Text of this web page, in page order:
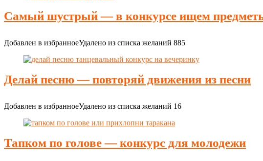
Самый шустрый — в конкурсе ищем
Добавлен в избранноеУдалено из списка желаний 885
Делай песню — повторяй движения из песни
Добавлен в избранноеУдалено из списка желаний 16
Тапком по голове — конкурс для молодежи